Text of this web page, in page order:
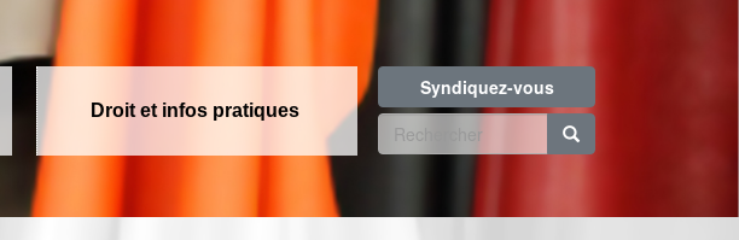
Droit et infos pratiques
Syndiquez-vous
Formulaire
recherche